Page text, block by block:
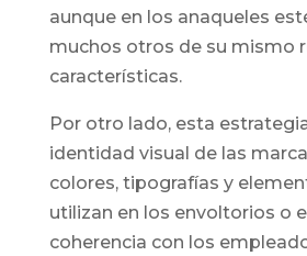
aunque en los anaqueles
muchos otros de su mismo
características.
Por otro lado, esta
identidad visual de las
colores, tipografías y
utilizan en los envoltorios o
coherencia con los